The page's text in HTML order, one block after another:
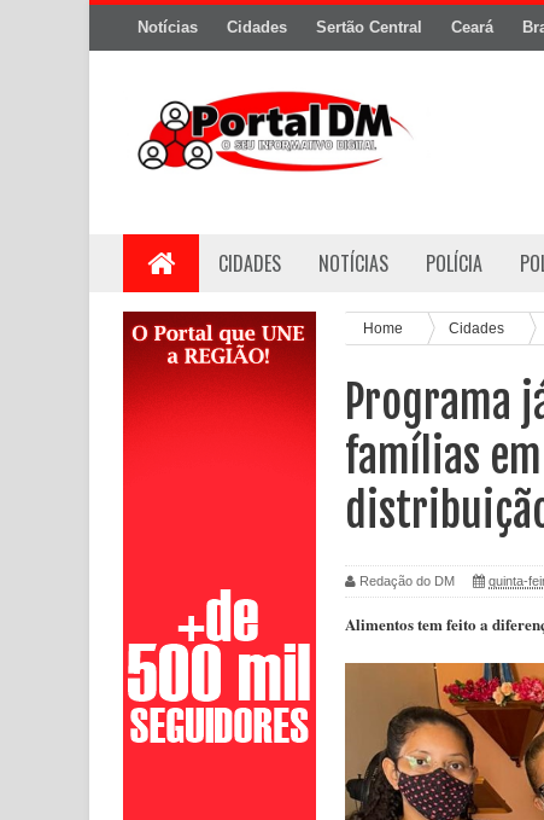
Notícias Cidades Sertão Central Ceará
CIDADES NOTÍCIAS POLÍCIA
Home Cidades
Programa
famílias
Redação do DM quinta-
Alimentos tem feito a